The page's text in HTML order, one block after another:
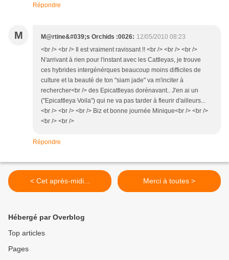
Répondre
M M@rtine&#039;s Orchids :0026: 12/05/2010 08:23
<br /> <br /> Il est vraiment ravissant !! <br /> <br /> <br />
N'arrivant à rien pour l'instant avec les Cattleyas, je trouve
ces hybrides intergénérques beaucoup moins difficiles de
culture et la beauté de ton "siam jade" va m'inciter à
rechercher<br /> des Epicattleyas dorénavant.. J'en ai un
("Epicattleya Voila") qui ne va pas tarder à fleurir d'ailleurs...
<br /> <br /> <br /> Biz et bonne journée Minique<br /> <br />
<br /> <br />
Répondre
< Cet après-midi... Merci à toutes >
Hébergé par Overblog
Top articles
Pages